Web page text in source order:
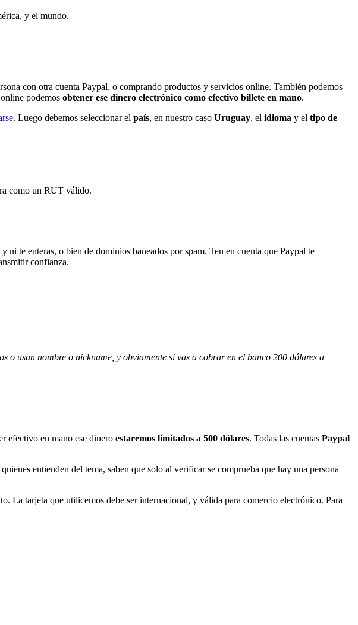
y el mundo.
con otra cuenta Paypal, o comprando productos y servicios online. También podemos
podemos obtener ese dinero electrónico como efectivo billete en mano.
. Luego debemos seleccionar el país, en nuestro caso Uruguay, el idioma y el tipo de
como un RUT válido.
te enteras, o bien de dominios baneados por spam. Ten en cuenta que Paypal te
confianza.
o usan nombre o nickname, y obviamente si vas a cobrar en el banco 200 dólares a
efectivo en mano ese dinero estaremos limitados a 500 dólares. Todas las cuentas Paypal
entienden del tema, saben que solo al verificar se comprueba que hay una persona
La tarjeta que utilicemos debe ser internacional, y válida para comercio electrónico. Para